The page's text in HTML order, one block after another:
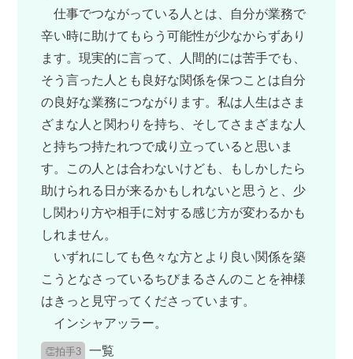
仕事でつながっている人とは、自分が業務で
辛い時に助けてもらう可能性が少なからずあり
ます。現実的に言って、人間的には苦手でも、
そう言った人とも良好な関係を保つことは自分
の良好な業務につながります。私は人生はさま
ざまな人と関わりを持ち、そしてさまざまな人
と持ちつ持たれつで成り立っていると思いま
す。この人とは合わないけども、もしかしたら
助けられる日が来るかもしれないと思うと、少
し関わり方や相手に対する感じ方が変わるかも
しれません。
いずれにしても色々な方とより良い関係を築
こうとなさっているちびまるさんのことを神様
はきっと見守ってくださっています。
インシャアッラー。
👏拍手3 一覧